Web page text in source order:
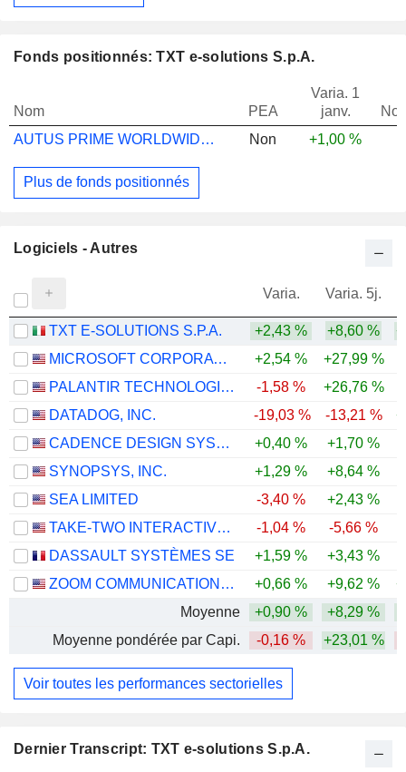
Dernier Transcript: TXT e-solutions S.p.A.
Fonds positionnés: TXT e-solutions S.p.A.
Nom PEA
Varia. 1
janv.
AUTUS PRIME WORLDWIDE FLEXIBLE B
Non +1,00 %
Plus de fonds positionnés
Logiciels - Autres
Varia. Varia. 5j.
TXT E-SOLUTIONS S.P.A. +2,43 % +8,60 %
MICROSOFT CORPORATION
+2,54 % +27,99 %
PALANTIR TECHNOLOGIES INC.
-1,58 % +26,76 %
DATADOG, INC.
-19,03 % -13,21 %
CADENCE DESIGN SYSTEMS, INC.
+0,40 % +1,70 %
SYNOPSYS, INC.
+1,29 % +8,64 %
SEA LIMITED
-3,40 % +2,43 %
TAKE-TWO INTERACTIVE SOFTWARE, INC.
-1,04 % -5,66 %
DASSAULT SYSTÈMES SE
+1,59 % +3,43 %
ZOOM COMMUNICATIONS, INC.
+0,66 % +9,62 %
Moyenne
+0,90 % +8,29 %
Moyenne pondérée par Capi.
-0,16 % +23,01 %
Voir toutes les performances sectorielles